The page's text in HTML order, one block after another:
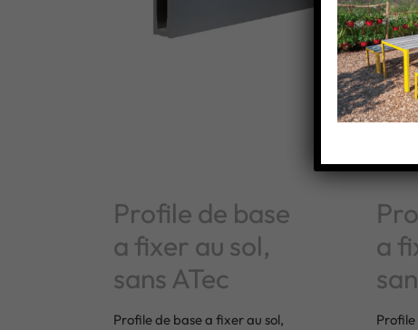
Profile de base
a fixer au sol,
sans ATec
Profile de base a fixer au sol,
a
Profile